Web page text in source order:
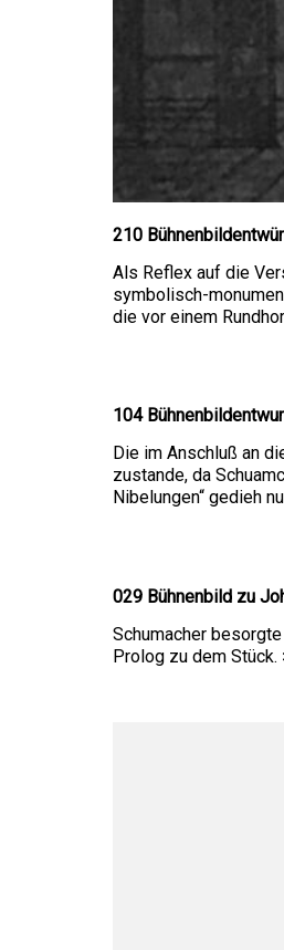
210
Als Reflex auf die
symbolisch-
die vor einem
104
Die im Anschluß an
zustande, da
Nibelungen“ gedieh
029 Bühnenbild zu
Schumacher
Prolog zu dem Stück.